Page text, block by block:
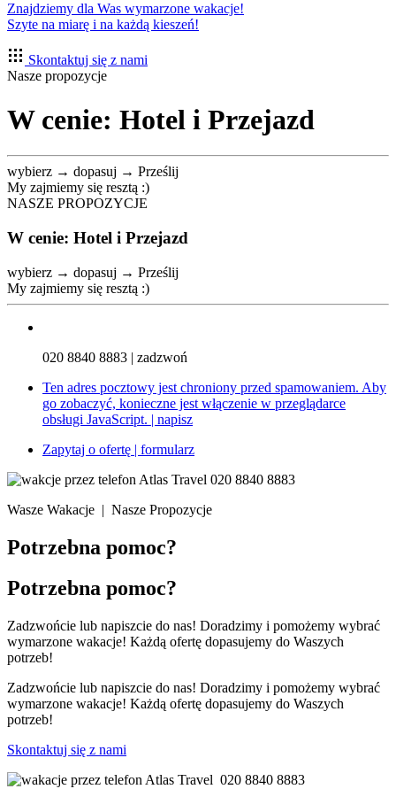
Znajdziemy dla Was wymarzone wakacje!
Szyte na miarę i na każdą kieszeń!
Skontaktuj się z nami
Nasze propozycje
W cenie: Hotel i Przejazd
wybierz → dopasuj → Prześlij
My zajmiemy się resztą :)
NASZE PROPOZYCJE
W cenie: Hotel i Przejazd
wybierz → dopasuj → Prześlij
My zajmiemy się resztą :)
020 8840 8883 | zadzwoń
Ten adres pocztowy jest chroniony przed spamowaniem. Aby
go zobaczyć, konieczne jest włączenie w przeglądarce
obsługi JavaScript. | napisz
Zapytaj o ofertę | formularz
020 8840 8883
Wasze Wakacje | Nasze Propozycje
Potrzebna pomoc?
Potrzebna pomoc?
Zadzwońcie lub napiszcie do nas! Doradzimy i pomożemy wybrać
wymarzone wakacje! Każdą ofertę dopasujemy do Waszych
potrzeb!
Zadzwońcie lub napiszcie do nas! Doradzimy i pomożemy wybrać
wymarzone wakacje! Każdą ofertę dopasujemy do Waszych
potrzeb!
Skontaktuj się z nami
020 8840 8883